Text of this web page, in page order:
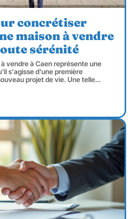
concrétiser
maison à vendre
sérénité
vendre à Caen représente une
s'agisse d'une première
projet de vie. Une telle…